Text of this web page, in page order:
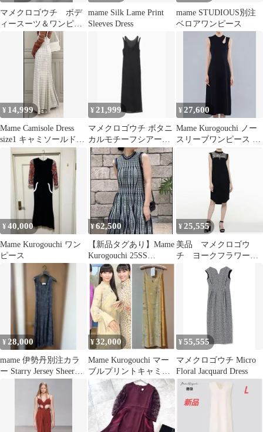
マメクロゴウチ ボデ
ィースーツ＆ワンピー
mame Silk Lame Print
Sleeves Dress
mame STUDIOUS別注
ベロアワンピース
¥ 14,999
Mame Camisole Dress
size1 キャミソールドレ
¥21,999
マメクロゴウチ ボタニ
カルモチーフシアース
リーブレスドレス ブ
ラック サイズ１
¥27,600
Mame Kurogouchi ノー
スリーブワンピース ブ
ラック サイズ2
¥40,000
Mame Kurogouchi ワン
ピース
¥62,500
【新品タグあり】Mame
Kurogouchi 25SS
DRESS
¥25,555
美品 マメクロゴウ
チ ヨークフラワーレ
ースノースリーブワン
ピース 18AW 1
¥ 28,000
mame 伊勢丹別注カラ
ー Starry Jersey Sheer
¥32,000
Mame Kurogouchi マー
ブルプリントキャミワ
ンピース サイズ1
¥55,555
マメクロゴウチ Micro
Floral Jacquard Dress